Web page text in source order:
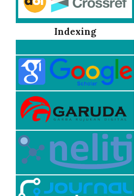
Indexing